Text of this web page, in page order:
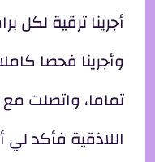
أجرينا ترقية
وأجرينا فحصا
تماما، واتصلت
اللاذقية فأكد